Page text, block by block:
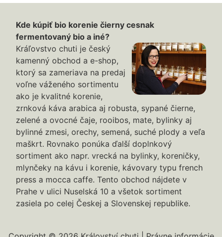
Kde kúpiť bio korenie čierny cesnak
fermentovaný bio a iné?
Kráľovstvo chuti je český
kamenný obchod a e-shop,
ktorý sa zameriava na predaj
voľne váženého sortimentu
ako je kvalitné korenie,
zrnková káva arabica aj robusta, sypané čierne,
zelené a ovocné čaje, rooibos, mate, bylinky aj
bylinné zmesi, orechy, semená, suché plody a veľa
maškrt. Rovnako ponúka ďalší doplnkový
sortiment ako napr. vrecká na bylinky, koreničky,
mlynčeky na kávu i korenie, kávovary typu french
press a mocca caffe. Tento obchod nájdete v
Prahe v ulici Nuselská 10 a všetok sortiment
zasiela po celej Českej a Slovenskej republike.